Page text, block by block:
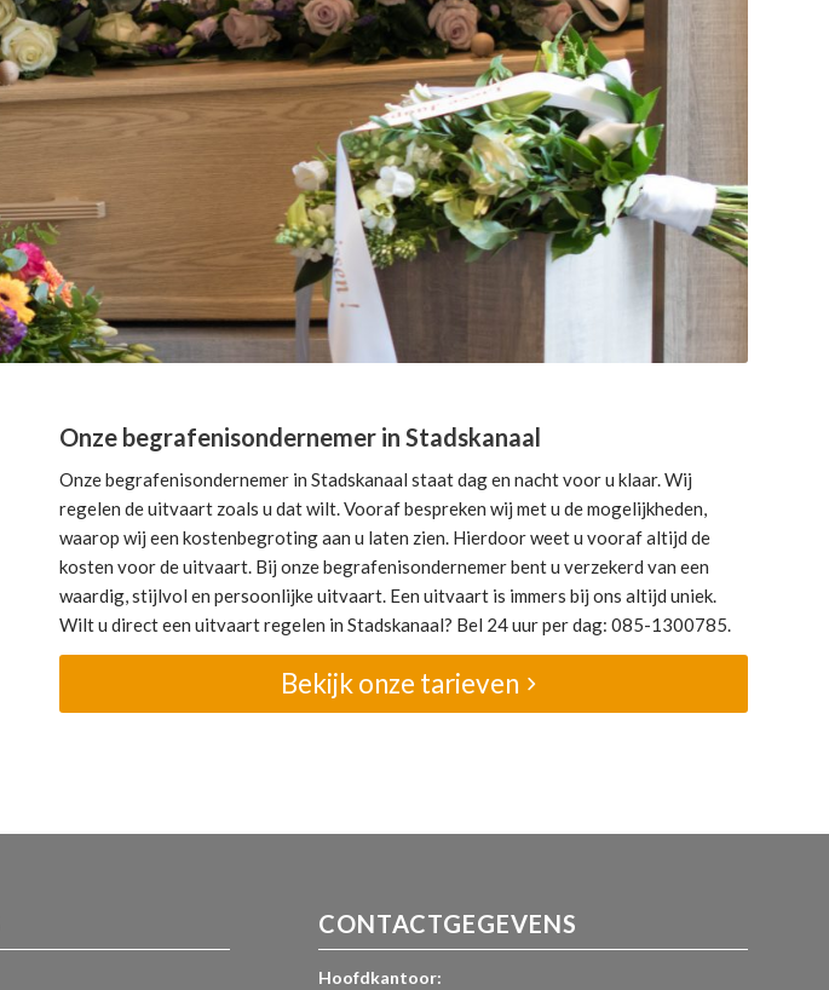
Onze begrafenisondernemer in Stadskanaal
Onze begrafenisondernemer in Stadskanaal staat dag en nacht voor u klaar. Wij
regelen de uitvaart zoals u dat wilt. Vooraf bespreken wij met u de mogelijkheden,
waarop wij een kostenbegroting aan u laten zien. Hierdoor weet u vooraf altijd de
kosten voor de uitvaart. Bij onze begrafenisondernemer bent u verzekerd van een
waardig, stijlvol en persoonlijke uitvaart. Een uitvaart is immers bij ons altijd uniek.
Wilt u direct een uitvaart regelen in Stadskanaal? Bel 24 uur per dag: 085-1300785.
Bekijk onze tarieven
CONTACTGEGEVENS
Hoofdkantoor: